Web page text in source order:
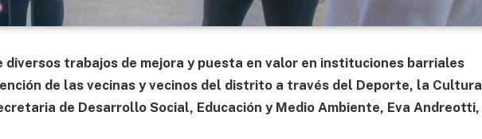
trabajos de mejora y puesta en valor en instituciones barriales
de las vecinas y vecinos del distrito a través del Deporte, la Cultura
de Desarrollo Social, Educación y Medio Ambiente, Eva Andreotti,